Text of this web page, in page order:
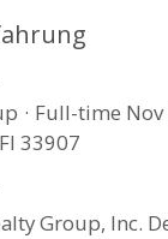
· Full-time
33907
Group, Inc.